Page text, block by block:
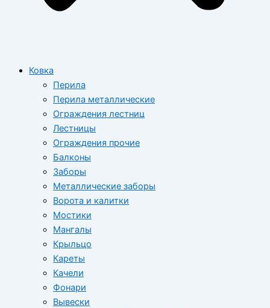
Ковка
Перила
Перила металлические
Ограждения лестниц
Лестницы
Ограждения прочие
Балконы
Заборы
Металлические заборы
Ворота и калитки
Мостики
Мангалы
Крыльцо
Кареты
Качели
Фонари
Вывески